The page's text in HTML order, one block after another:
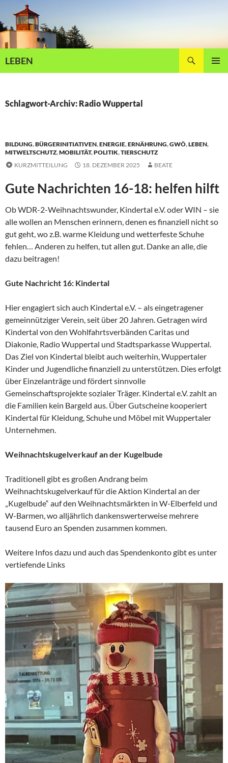
Inhalt
springen
LEBEN
Schlagwort-Archiv: Radio Wuppertal
BILDUNG,BÜRGERINITIATIVEN,ENERGIE,ERNÄHRUNG,GWÖ,LEBEN,
MITWELTSCHUTZ,MOBILITÄT,POLITIK,TIERSCHUTZ
KURZMITTEILUNG
18. DEZEMBER 2025 BEATE
Gute Nachrichten 16-18: helfen hilft
Ob WDR-2-Weihnachtswunder, Kindertal e.V. oder WIN – sie
alle wollen an Menschen erinnern, denen es finanziell nicht so
gut geht, wo z.B. warme Kleidung und wetterfeste Schuhe
fehlen… Anderen zu helfen, tut allen gut. Danke an alle, die
dazu beitragen!
Gute Nachricht 16: Kindertal
Hier engagiert sich auch Kindertal e.V. – als eingetragener
gemeinnütziger Verein, seit über 20 Jahren. Getragen wird
Kindertal von den Wohlfahrtsverbänden Caritas und
Diakonie, Radio Wuppertal und Stadtsparkasse Wuppertal.
Das Ziel von Kindertal bleibt auch weiterhin, Wuppertaler
Kinder und Jugendliche finanziell zu unterstützen. Dies erfolgt
über Einzelanträge und fördert sinnvolle
Gemeinschaftsprojekte sozialer Träger. Kindertal e.V. zahlt an
die Familien kein Bargeld aus. Über Gutscheine kooperiert
Kindertal für Kleidung, Schuhe und Möbel mit Wuppertaler
Unternehmen.
Weihnachtskugelverkauf an der Kugelbude
Traditionell gibt es großen Andrang beim
Weihnachtskugelverkauf für die Aktion Kindertal an der
„Kugelbude“ auf den Weihnachtsmärkten in W-Elberfeld und
W-Barmen, wo alljährlich dankenswerterweise mehrere
tausend Euro an Spenden zusammen kommen.
Weitere Infos dazu und auch das Spendenkonto gibt es unter
vertiefende Links